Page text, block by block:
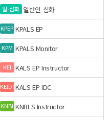
일-심화 일반인 심화
KPEP KPALS EP
KPM KPALS Monitor
KEI KALS EP Instructor
KEIDCKALS EP IDC
KNBI KNBLS Instructor